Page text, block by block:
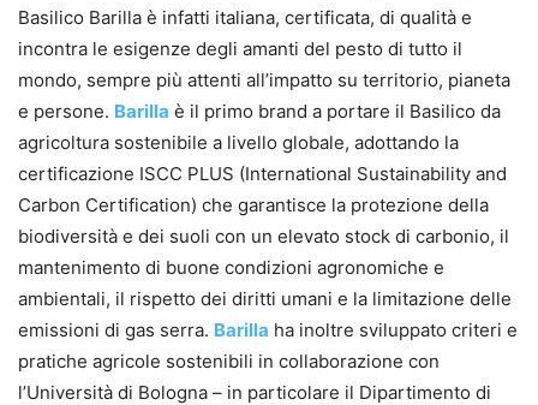
Basilico Barilla è infatti italiana, certificata, di qualità e
incontra le esigenze degli amanti del pesto di tutto il
mondo, sempre più attenti all’impatto su territorio, pianeta
e persone. Barilla è il primo brand a portare il Basilico da
agricoltura sostenibile a livello globale, adottando la
certificazione ISCC PLUS (International Sustainability and
Carbon Certification) che garantisce la protezione della
biodiversità e dei suoli con un elevato stock di carbonio, il
mantenimento di buone condizioni agronomiche e
ambientali, il rispetto dei diritti umani e la limitazione delle
emissioni di gas serra. Barilla ha inoltre sviluppato criteri e
pratiche agricole sostenibili in collaborazione con
l’Università di Bologna – in particolare il Dipartimento di